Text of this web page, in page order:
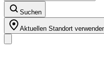
Suchen
Aktuellen Standort